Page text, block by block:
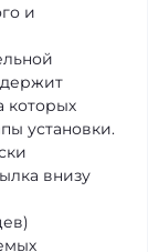
и
которых
установки.
внизу